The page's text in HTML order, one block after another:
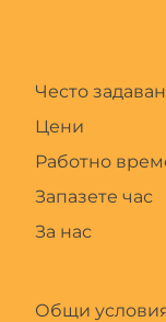
Често
Цени
Работно
Запазете час
За нас
Общи